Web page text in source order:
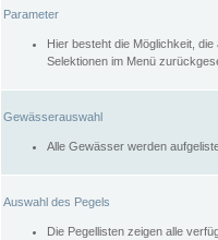
Parameter
Hier besteht die Möglichkeit,
Selektionen im Menü
Gewässerauswahl
Alle Gewässer werden
Auswahl des Pegels
Die Pegellisten zeigen alle